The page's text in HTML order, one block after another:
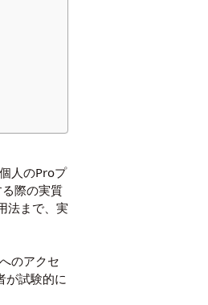
人のProプ
際の実質
法まで、実
のアクセ
が試験的に